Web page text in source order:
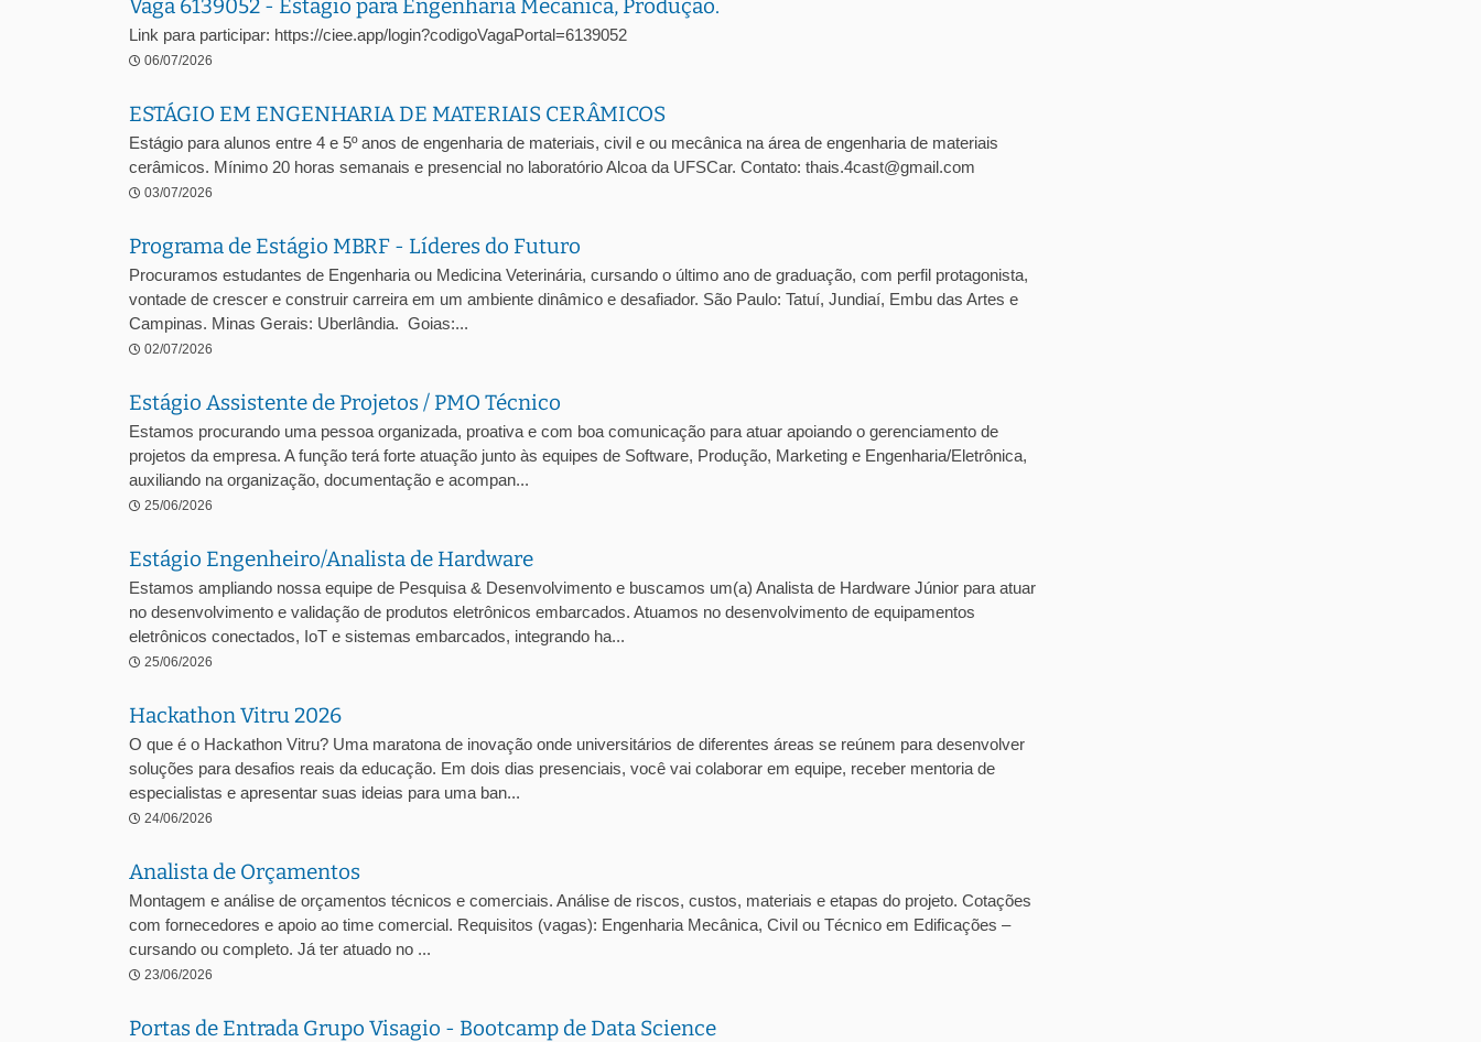
Vaga 6139052 - Estágio para Engenharia Mecânica, Produção.
Link para participar: https://ciee.app/login?codigoVagaPortal=6139052
06/07/2026
ESTÁGIO EM ENGENHARIA DE MATERIAIS CERÂMICOS
Estágio para alunos entre 4 e 5º anos de engenharia de materiais, civil e ou mecânica na área de engenharia de materiais
cerâmicos. Mínimo 20 horas semanais e presencial no laboratório Alcoa da UFSCar. Contato: thais.4cast@gmail.com
03/07/2026
Programa de Estágio MBRF - Líderes do Futuro
Procuramos estudantes de Engenharia ou Medicina Veterinária, cursando o último ano de graduação, com perfil protagonista,
vontade de crescer e construir carreira em um ambiente dinâmico e desafiador. São Paulo: Tatuí, Jundiaí, Embu das Artes e
Campinas. Minas Gerais: Uberlândia. Goias:...
02/07/2026
Estágio Assistente de Projetos / PMO Técnico
Estamos procurando uma pessoa organizada, proativa e com boa comunicação para atuar apoiando o gerenciamento de
projetos da empresa. A função terá forte atuação junto às equipes de Software, Produção, Marketing e Engenharia/Eletrônica,
auxiliando na organização, documentação e acompan...
25/06/2026
Estágio Engenheiro/Analista de Hardware
Estamos ampliando nossa equipe de Pesquisa & Desenvolvimento e buscamos um(a) Analista de Hardware Júnior para atuar
no desenvolvimento e validação de produtos eletrônicos embarcados. Atuamos no desenvolvimento de equipamentos
eletrônicos conectados, IoT e sistemas embarcados, integrando ha...
25/06/2026
Hackathon Vitru 2026
O que é o Hackathon Vitru? Uma maratona de inovação onde universitários de diferentes áreas se reúnem para desenvolver
soluções para desafios reais da educação. Em dois dias presenciais, você vai colaborar em equipe, receber mentoria de
especialistas e apresentar suas ideias para uma ban...
24/06/2026
Analista de Orçamentos
Montagem e análise de orçamentos técnicos e comerciais. Análise de riscos, custos, materiais e etapas do projeto. Cotações
com fornecedores e apoio ao time comercial. Requisitos (vagas): Engenharia Mecânica, Civil ou Técnico em Edificações –
cursando ou completo. Já ter atuado no ...
23/06/2026
Portas de Entrada Grupo Visagio - Bootcamp de Data Science